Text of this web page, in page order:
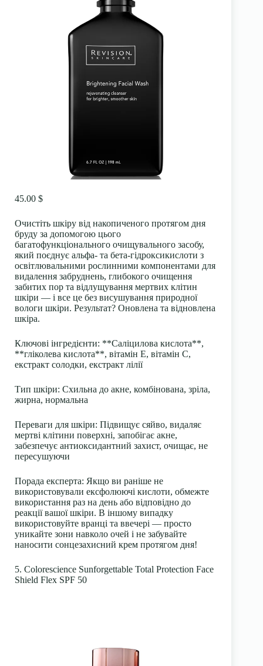
45.00 $
Очистіть шкіру від накопиченого протягом дня
бруду за допомогою цього
багатофункціонального очищувального засобу,
який поєднує альфа- та бета-гідроксикислоти з
освітлювальними рослинними компонентами для
видалення забруднень, глибокого очищення
забитих пор та відлущування мертвих клітин
шкіри — і все це без висушування природної
вологи шкіри. Результат? Оновлена та відновлена
шкіра.
Ключові інгредієнти: **Саліцилова кислота**,
**гліколева кислота**, вітамін Е, вітамін С,
екстракт солодки, екстракт лілії
Тип шкіри: Схильна до акне, комбінована, зріла,
жирна, нормальна
Переваги для шкіри: Підвищує сяйво, видаляє
мертві клітини поверхні, запобігає акне,
забезпечує антиоксидантний захист, очищає, не
пересушуючи
Порада експерта: Якщо ви раніше не
використовували ексфолюючі кислоти, обмежте
використання раз на день або відповідно до
реакції вашої шкіри. В іншому випадку
використовуйте вранці та ввечері — просто
уникайте зони навколо очей і не забувайте
наносити сонцезахисний крем протягом дня!
5. Colorescience Sunforgettable Total Protection Face
Shield Flex SPF 50